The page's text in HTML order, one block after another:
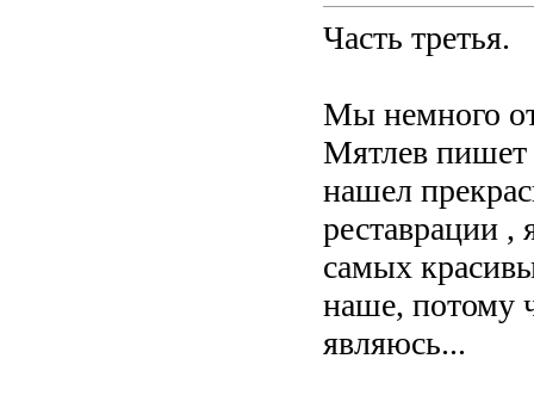
Часть третья.
Мы немного
Мятлев пишет
нашел
реставрации ,
самых
наше, потому
являюсь...